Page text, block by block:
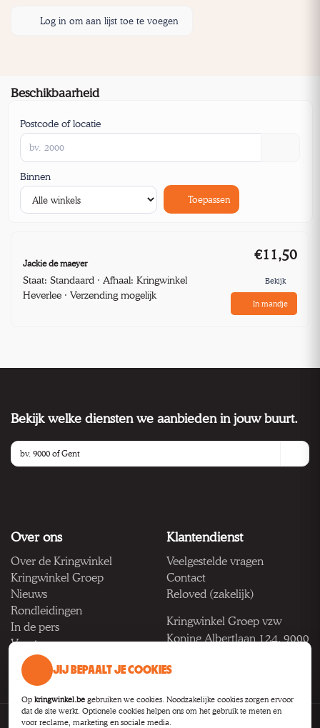
Log in om aan lijst toe te voegen
Beschikbaarheid
Postcode of locatie
Binnen
Toepassen
Jackie de maeyer
Staat: Standaard · Afhaal: Kringwinkel
Heverlee · Verzending mogelijk
€11,50
Bekijk
In mandje
Bekijk welke diensten we aanbieden in jouw buurt.
Over ons
Over de Kringwinkel
Kringwinkel Groep
Nieuws
Rondleidingen
In de pers
Vacatures
Klantendienst
Veelgestelde vragen
Contact
Reloved (zakelijk)
Kringwinkel Groep vzw
Koning Albertlaan 124, 9000
BTW BE 1033.922.208
PrivacyVoorwaardenToegankelijkheid
JIJ BEPAALT JE COOKIES
Op kringwinkel.be gebruiken we cookies. Noodzakelijke cookies zorgen ervoor
dat de site werkt. Optionele cookies helpen ons om het gebruik te meten en
voor reclame, marketing en sociale media.